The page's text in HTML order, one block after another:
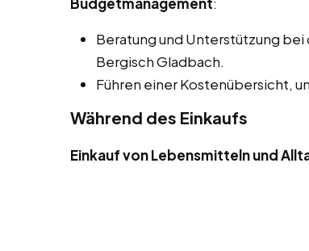
Budgetmanagement:
Beratung und Unterstützung bei
Bergisch Gladbach.
Führen einer Kostenübersicht,
Während des Einkaufs
Einkauf von Lebensmitteln und